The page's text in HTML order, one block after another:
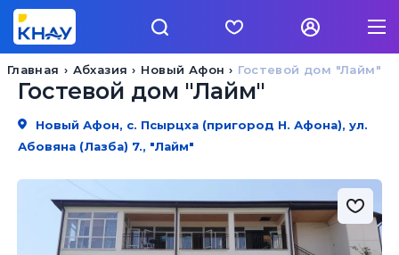
Гостевой дом "Лайм"
Новый Афон
Абхазия
Главная
Гостевой дом "Лайм"
Новый Афон, с. Псырцха (пригород Н. Афона), ул.
Абовяна (Лазба) 7., "Лайм"